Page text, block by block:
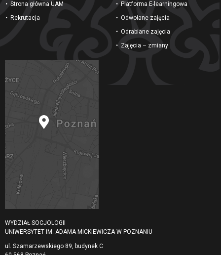
Strona główna UAM
Rekrutacja
Platforma E-learningowa
Odwołane zajęcia
Odrabiane zajęcia
Zajęcia – zmiany
WYDZIAŁ SOCJOLOGII
UNIWERSYTET IM. ADAMA MICKIEWICZA W POZNANIU
ul. Szamarzewskiego 89, budynek C